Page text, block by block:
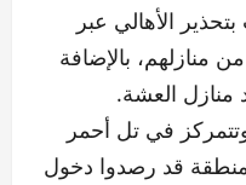
الأهالي عبر
منازلهم، بالإضافة
منازل العشة.
في تل أحمر
قد رصدوا دخول